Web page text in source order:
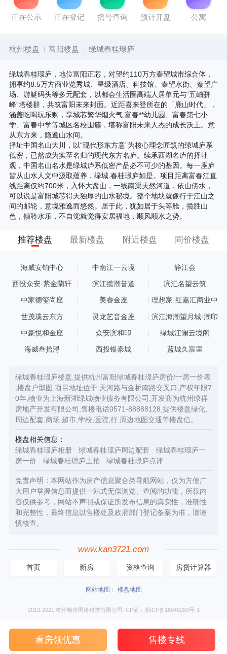
正在公示 正在登记 摇号查询 预计开盘 公寓
杭州楼盘 富阳楼盘 绿城春桂璟庐
绿城春桂璟庐，地位富阳正芯，对望约110万方秦望城市综合体，
拥享约8.5万方商业览秀城、星级酒店、科技馆、秦望水街、秦望广
场、游艇码头等多元配套，以都会生活圈高端人居单元与“五岫骈
峰”塔楼群，共筑富阳未来封面。近距喜来登所在的「鹿山时代」，
涵盖吃喝玩乐购，享城芯繁华烟火气;富春**幼儿园、富春第七小
学、富春中学等城区名校围簇，堪称富阳未来人杰的成长沃土。意
从东方来，隐逸山水间。
择址中国名山大川，以“现代形东方意”为核心理念匠筑的绿城庐系
低密，已然成为实至名归的现代东方名庐。续承西湖名庐的择址
观，中国名山名水是绿城庐系低密产品必不可少的基因。每一座庐
皆从山水人文中汲取蕴养，绿城.春桂璟庐如是。项目距离富春江直
线距离仅约700米，入怀大盘山，一线南渠天然河道，依山傍水，
可以说是富阳城芯得天独厚的山水秘境。整个地块就像行于江山之
间的邮轮，意境雅逸而悠然。居于此，犹如居于头等舱，揽胜山
色，倾聆水乐，不自觉就觉得安居福地，顺风顺水之势。
推荐楼盘 最新楼盘 附近楼盘 同价楼盘
海威安铂中心 中南江一云境 静江会
西投众安·紫金蘭轩 滨江揽潮誉道 滨汇名望云筑
中家德玺尚座 美睿金座
理想家·红嘉汇商业中
世茂璞云东方 灵龙艺音金座 滨江海潮望月城·潮印
中豪悦和金座 众安滨和印 绿城江澜云境阁
海威叁拾浔 西投银泰城 蓝城久宸里
绿城春桂璟庐楼盘,提供杭州富阳绿城春桂璟庐房价/一房一价表
,楼盘户型图,项目地址位于:天河路与金桥南路交叉口,产权年限7
0年,物业为上海新湖绿城物业服务有限公司,开发商为杭州绿祥
房地产开发有限公司,售楼电话0571-88888128,提供楼盘绿化,
周边配套,商场,超市,学校,医院,行,周边地图交通等楼盘信。
楼盘相关信息：
绿城春桂璟庐相册
绿城春桂璟庐周边配套
绿城春桂璟庐一
房一价
绿城春桂璟庐土拍 绿城春桂璟庐点评
免责声明：本网站作为房产信息聚合类导航网站，仅为方便广
大用户掌握信息而提供一站式无偿浏览、查阅的功能，所载内
容仅供参考，网站不声明或保证所发布信息的真实性，准确性
和完整性，最终信息以售楼处及政府部门登记备案为准，请谨
慎核查。
www.kan3721.com
首页 新房 资格查询 房贷计算器
网站地图 楼盘地图
2013-2021 杭州畅房网络科技有限公司 ICP证：浙ICP备16040283号-1
看房领优惠 售楼专线